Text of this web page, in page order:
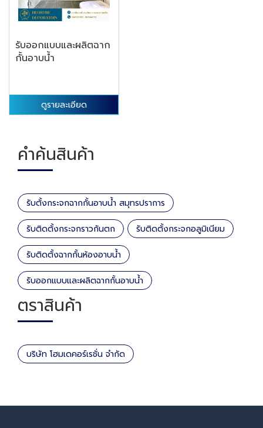
รับออกแบบและผลิตฉาก
กั้นอาบน้ำ
ดูรายละเอียด
คำค้นสินค้า
รับตั้งกระจกฉากกั้นอาบน้ำ สมุทรปราการ
รับติดตั้งกระจกราวกันตก รับติดตั้งกระจกอลูมิเนียม
รับติดตั้งฉากกั้นห้องอาบน้ำ
รับออกแบบและผลิตฉากกั้นอาบน้ำ
ตราสินค้า
บริษัท โฮมเดคอร์เรชั่น จำกัด